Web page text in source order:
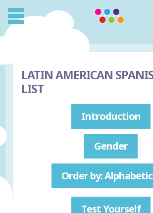
LATIN AMERICAN
LIST
Introduction
Gender
Order by:
Test Yourself